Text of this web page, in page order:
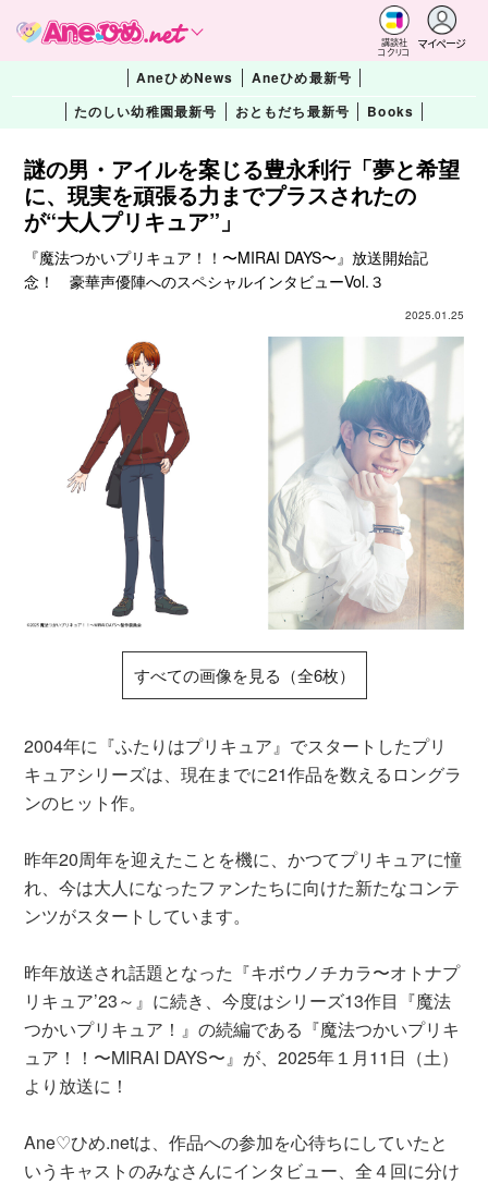
講談社
コクリコ
マイページ
AneひめNews
Aneひめ最新号
たのしい幼稚園最新号
おともだち最新号 Books
謎の男・アイルを案じる豊永利行「夢と希望
に、現実を頑張る力までプラスされたの
が“大人プリキュア”」
『魔法つかいプリキュア！！〜MIRAI DAYS〜』放送開始記
念！ 豪華声優陣へのスペシャルインタビューVol.３
2025.01.25
すべての画像を見る（全6枚）
2004年に『ふたりはプリキュア』でスタートしたプリ
キュアシリーズは、現在までに21作品を数えるロングラ
ンのヒット作。
昨年20周年を迎えたことを機に、かつてプリキュアに憧
れ、今は大人になったファンたちに向けた新たなコンテ
ンツがスタートしています。
昨年放送され話題となった『キボウノチカラ〜オトナプ
リキュア’23～』に続き、今度はシリーズ13作目『魔法
つかいプリキュア！』の続編である『魔法つかいプリキ
ュア！！〜MIRAI DAYS〜』が、2025年１月11日（土）
より放送に！
Ane♡ひめ.netは、作品への参加を心待ちにしていたと
いうキャストのみなさんにインタビュー、全４回に分け